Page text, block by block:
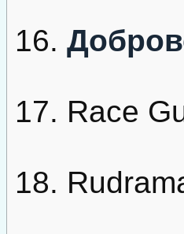
16.
17. Race
18.